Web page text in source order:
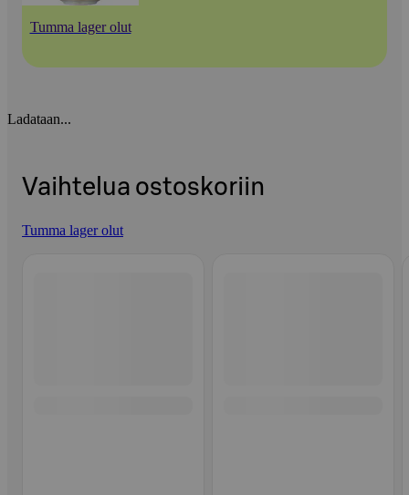
Tumma lager olut
Ladataan...
Vaihtelua ostoskoriin
Tumma lager olut